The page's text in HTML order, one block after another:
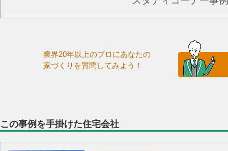
業界20年以上のプロにあなたの
家づくりを質問してみよう！
この事例を手掛けた住宅会社